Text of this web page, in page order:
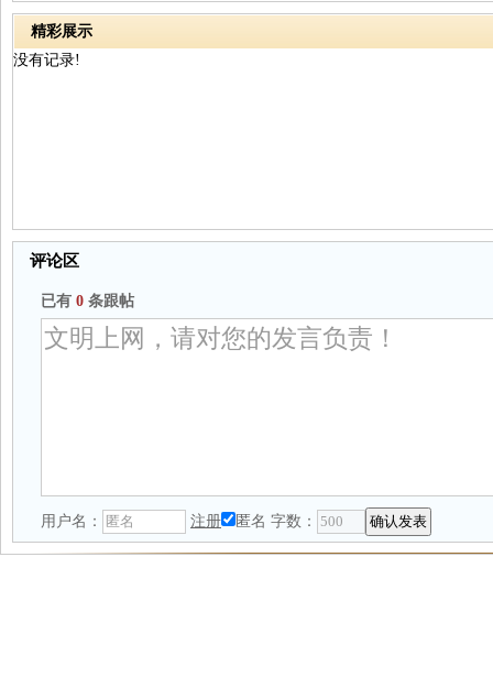
精彩展示
没有记录!
评论区
已有 0 条跟帖
用户名： 注册 匿名 字数：